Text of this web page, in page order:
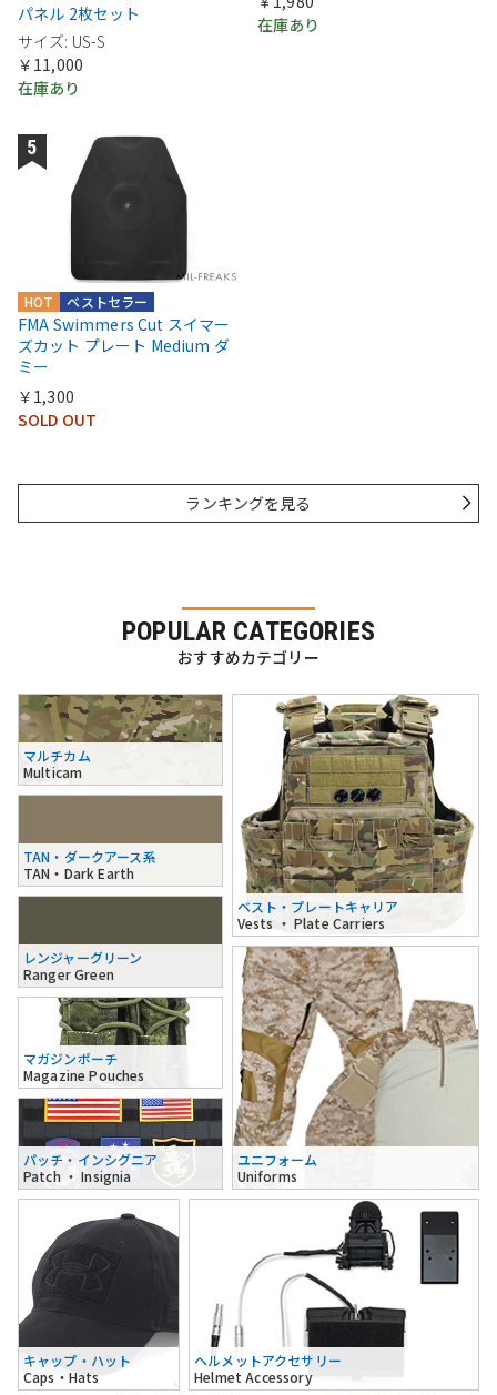
パネル 2枚セット
サイズ: US-S
￥11,000
在庫あり
在庫あり
ベストセラー
HOT
FMA Swimmers Cut スイマー
ズカット プレート Medium ダ
ミー
￥1,300
SOLD OUT
ランキングを見る
POPULAR CATEGORIES
おすすめカテゴリー
マルチカム
Multicam
TAN・ダークアース系
TAN・Dark Earth
レンジャーグリーン
Ranger Green
ベスト・プレートキャリア
Vests ・ Plate Carriers
マガジンポーチ
Magazine Pouches
パッチ・インシグニア
Patch ・ Insignia
ユニフォーム
Uniforms
キャップ・ハット
Caps・Hats
ヘルメットアクセサリー
Helmet Accessory